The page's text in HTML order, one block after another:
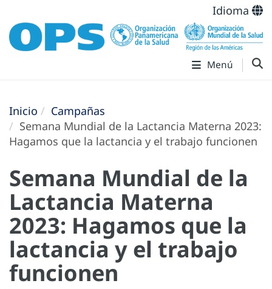
Idioma
Menú
Inicio
Campañas
Semana Mundial de la Lactancia Materna 2023:
Hagamos que la lactancia y el trabajo funcionen
Semana Mundial de la
Lactancia Materna
2023: Hagamos que la
lactancia y el trabajo
funcionen